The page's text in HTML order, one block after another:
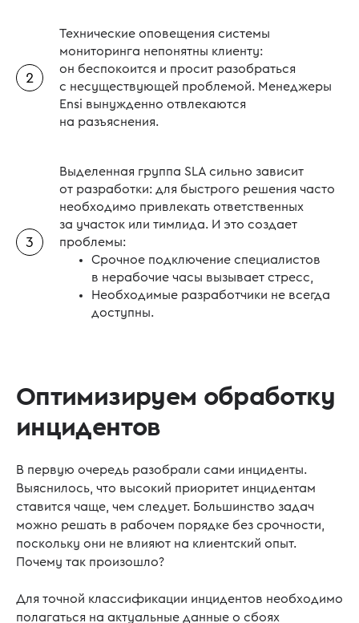
Технические оповещения системы
мониторинга непонятны клиенту:
он беспокоится и просит разобраться
с несуществующей проблемой. Менеджеры
Ensi вынужденно отвлекаются
на разъяснения.
Выделенная группа SLA сильно зависит
от разработки: для быстрого решения часто
необходимо привлекать ответственных
за участок или тимлида. И это создает
проблемы:
Срочное подключение специалистов
в нерабочие часы вызывает стресс,
Необходимые разработчики не всегда
доступны.
Оптимизируем обработку
инцидентов
В первую очередь разобрали сами инциденты.
Выяснилось, что высокий приоритет инцидентам
ставится чаще, чем следует. Большинство задач
можно решать в рабочем порядке без срочности,
поскольку они не влияют на клиентский опыт.
Почему так произошло?
Для точной классификации инцидентов необходимо
полагаться на актуальные данные о сбоях